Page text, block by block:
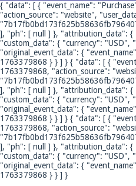
{ "data": [ { "event_name":
"action_source": "website",
], "ph": [ null ] }, "attribution_data":
"custom_data": { "currency": "USD",
"original_event_data": {
1763379868 } } ] } { "data": [ {
1763379868, "action_source":
], "ph": [ null ] }, "attribution_data":
"custom_data": { "currency": "USD",
"original_event_data": {
1763379868 } } ] } { "data": [ {
1763379868, "action_source":
], "ph": [ null ] }, "attribution_data":
"custom_data": { "currency": "USD",
"original_event_data": {
1763379868 } } ] }